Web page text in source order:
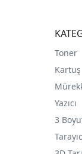
Toner
Kartuş
Yazıcı
3